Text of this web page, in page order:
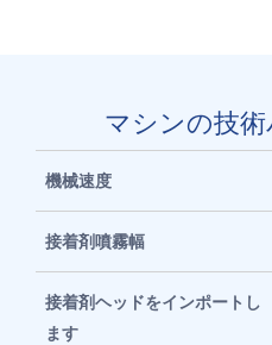
マシンの技
機械速度
接着剤噴霧幅
接着剤ヘッドをインポートし
ます